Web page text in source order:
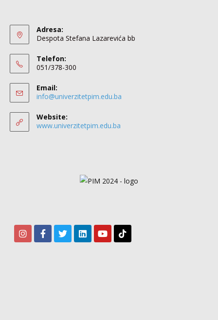
Adresa:
Despota Stefana Lazarevića bb
Telefon:
051/378-300
Email:
info@univerzitetpim.edu.ba
Website:
www.univerzitetpim.edu.ba